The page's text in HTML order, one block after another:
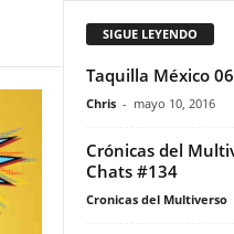
SIGUE LEYENDO
Taquilla México
Chris - mayo 10, 2016
Crónicas del
Chats #134
Cronicas del Multiverso